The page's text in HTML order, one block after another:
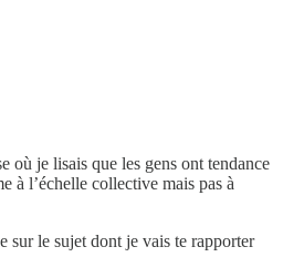
où je lisais que les gens ont tendance
à l’échelle collective mais pas à
sur le sujet dont je vais te rapporter